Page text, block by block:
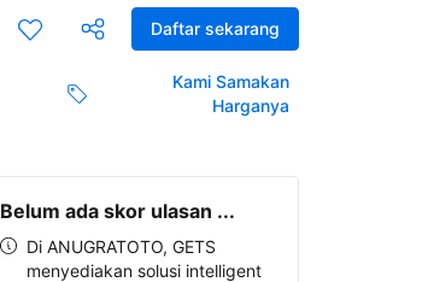
Daftar sekarang
Kami Samakan
Harganya
Belum ada skor ulasan ...
Di ANUGRATOTO, GETS
menyediakan solusi intelligent